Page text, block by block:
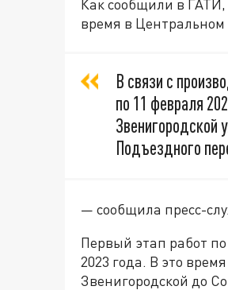
Как сообщили в ГАТИ,
время в
В связи с
по 11 февраля
Звенигородской
Подъездного
— сообщила пресс-
Первый этап работ
2023 года. В это
Звенигородской до